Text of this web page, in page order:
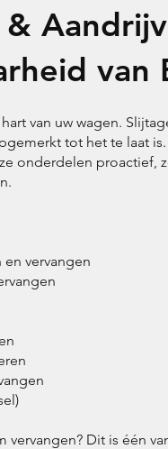
van
van uw wagen.
tot het te laat
onderdelen proactief,
vervangen
Dit is één